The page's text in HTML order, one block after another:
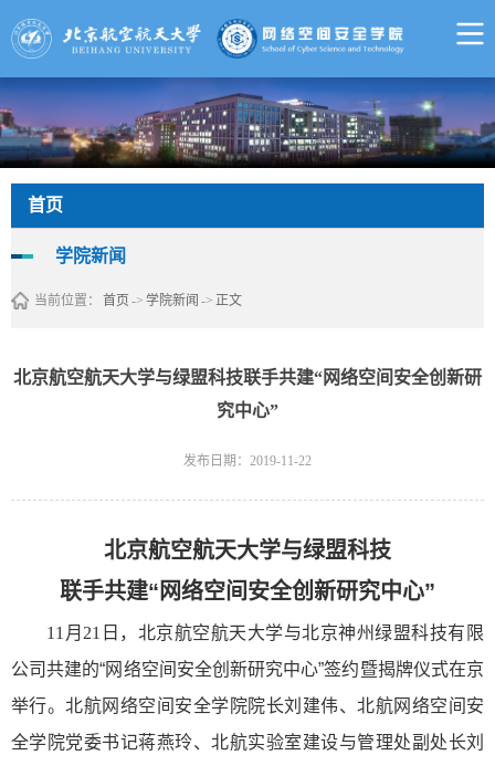
首页
学院新闻
当前位置： 首页 -> 学院新闻 -> 正文
北京航空航天大学与绿盟科技联手共建“网络空间安全创新研
究中心”
发布日期：2019-11-22
北京航空航天大学与绿盟科技
联手共建“网络空间安全创新研究中心”
11 月 21 日，北京航空航天大学与北京神州绿盟科技有限
公司共建的“网络空间安全创新研究中心”签约暨揭牌仪式在京
举行。北航网络空间安全学院院长刘建伟、北航网络空间安
全学院党委书记蒋燕玲、北航实验室建设与管理处副处长刘